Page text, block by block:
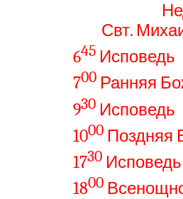
Свт.
645 Исповедь
700 Ранняя
930 Исповедь
1000 Поздняя
1730 Исповедь
1800